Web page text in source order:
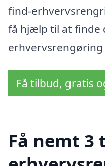
find-
få hjælp til at finde
erhvervsrengøring
Få tilbud, gratis
Få nemt 3